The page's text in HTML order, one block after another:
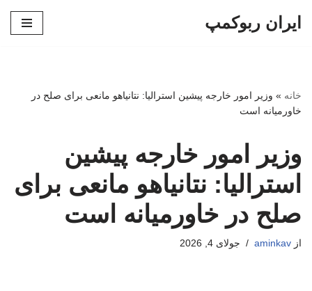
ایران ربوکمپ
خانه » وزیر امور خارجه پیشین استرالیا: نتانیاهو مانعی برای صلح در
خاورمیانه است
وزیر امور خارجه پیشین
استرالیا: نتانیاهو مانعی برای
صلح در خاورمیانه است
از aminkav جولای 4, 2026